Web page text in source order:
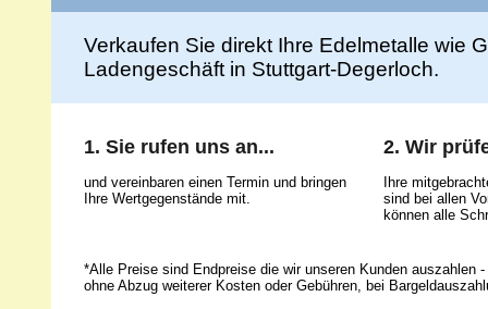
Verkaufen Sie direkt Ihre Edelmetalle wie
Ladengeschäft in Stuttgart-Degerloch.
1. Sie rufen uns an...
und vereinbaren einen Termin und bringen
Ihre Wertgegenstände mit.
2. Wir
Ihre
sind bei allen
können alle
*Alle Preise sind Endpreise die wir unseren Kunden auszahlen
ohne Abzug weiterer Kosten oder Gebühren, bei